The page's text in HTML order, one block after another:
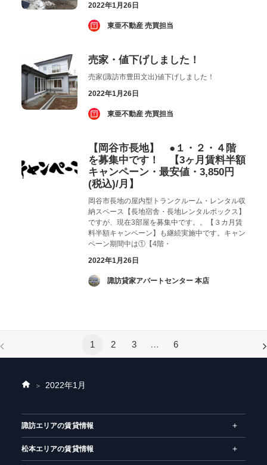
2022年1月26日
­ 東亜不動産 売買担当
売家・値下げしました！
売家(諏訪市豊田文出)値下げしました！
2022年1月26日
­ 東亜不動産 売買担当
【岡谷市長地】 ●１・２・４階
を募集中です！ 【3ヶ月賃料半額
キャンペーン・最安値・3,850円
(税込)/月】
岡谷市長地の屋内型トランクルーム・レンタル収
納スペース【長地宿舎・長地レンタルボックス】
ですが、現在3部屋を募集中です。。【３カ月賃
料半額キャンペーン】も継続実施中です。キャン
ペーン期間中は①【4階・
2022年1月26日
­ 諏訪貸家アパートセンター 本店
1 2 3 … 6
ホ
2022年1月
諏訪エリアの賃貸情報
松本エリアの賃貸情報